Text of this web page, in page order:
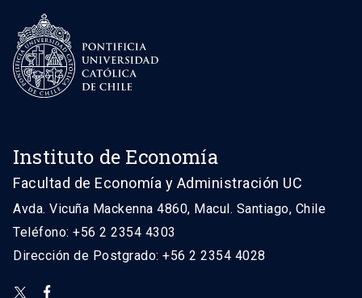
Instituto de Economía
Facultad de Economía y Administración UC
Avda. Vicuña Mackenna 4860, Macul. Santiago, Chile
Teléfono: +56 2 2354 4303
Dirección de Postgrado: +56 2 2354 4028